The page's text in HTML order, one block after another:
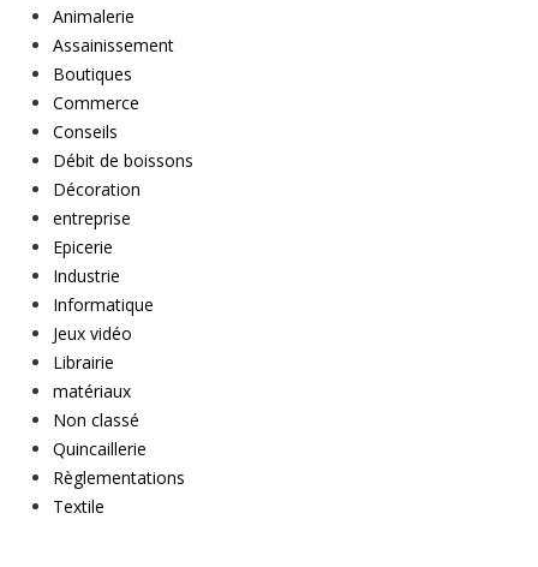
Animalerie
Assainissement
Boutiques
Commerce
Conseils
Débit de boissons
Décoration
entreprise
Epicerie
Industrie
Informatique
Jeux vidéo
Librairie
matériaux
Non classé
Quincaillerie
Règlementations
Textile